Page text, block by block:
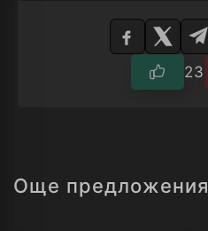
Изберете
23
Още предложения